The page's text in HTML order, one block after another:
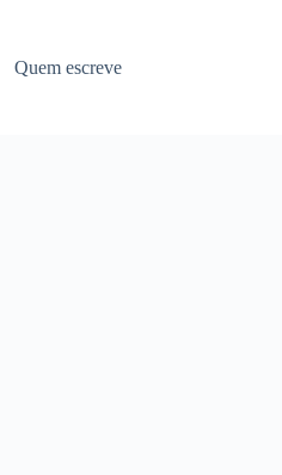
Quem escreve